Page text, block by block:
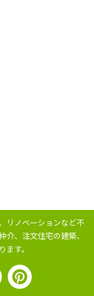
リノベーションなど不
介、注文住宅の建築、
す。